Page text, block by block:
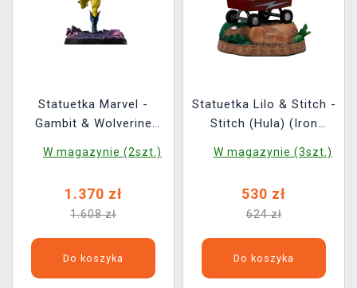
Statuetka Marvel -
Gambit & Wolverine
W magazynie (2szt.)
1.370 zł
1.608 zł
Do koszyka
Statuetka Lilo & Stitch -
Stitch (Hula) (Iron
W magazynie (3szt.)
530 zł
624 zł
Do koszyka